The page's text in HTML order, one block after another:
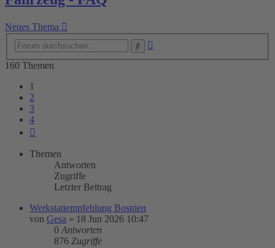
Neues Thema
160 Themen
1
2
3
4
Themen
Antworten
Zugriffe
Letzter Beitrag
Werkstattempfehlung Bosnien
von Gesa » 18 Jun 2026 10:47
0 Antworten
876 Zugriffe